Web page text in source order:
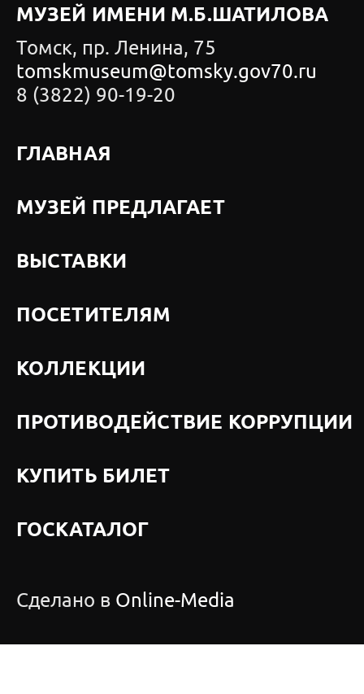
МУЗЕЙ ИМЕНИ М.Б.ШАТИЛОВА
Томск, пр. Ленина, 75
tomskmuseum@tomsky.gov70.ru
8 (3822) 90-19-20
ГЛАВНАЯ
МУЗЕЙ ПРЕДЛАГАЕТ
ВЫСТАВКИ
ПОСЕТИТЕЛЯМ
КОЛЛЕКЦИИ
ПРОТИВОДЕЙСТВИЕ КОРРУПЦИИ
КУПИТЬ БИЛЕТ
ГОСКАТАЛОГ
Сделано в Online-Media